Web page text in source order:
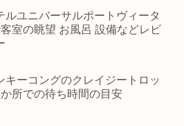
ルユニバーサルポートヴィータ
室の眺望 お風呂 設備などレビ
キーコングのクレイジートロッ
所での待ち時間の目安